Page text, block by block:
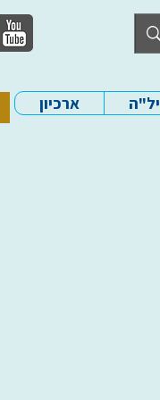
ארכיון